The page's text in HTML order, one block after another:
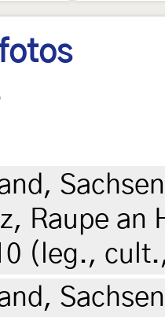
Raupe
(leg.,